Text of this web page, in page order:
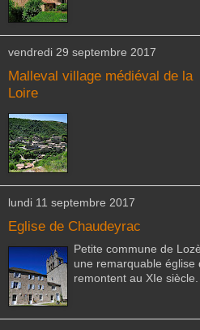
vendredi 29 septembre 2017
Malleval village médiéval de la
Loire
lundi 11 septembre 2017
Eglise de Chaudeyrac
Petite commune de
une remarquable
remontent au XIe siècle.